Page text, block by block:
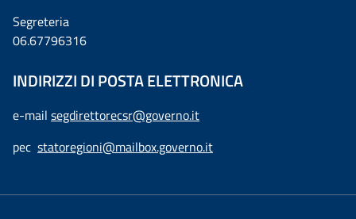
Segreteria
06.67796316
INDIRIZZI DI POSTA ELETTRONICA
e-mail segdirettorecsr@governo.it
pec statoregioni@mailbox.governo.it